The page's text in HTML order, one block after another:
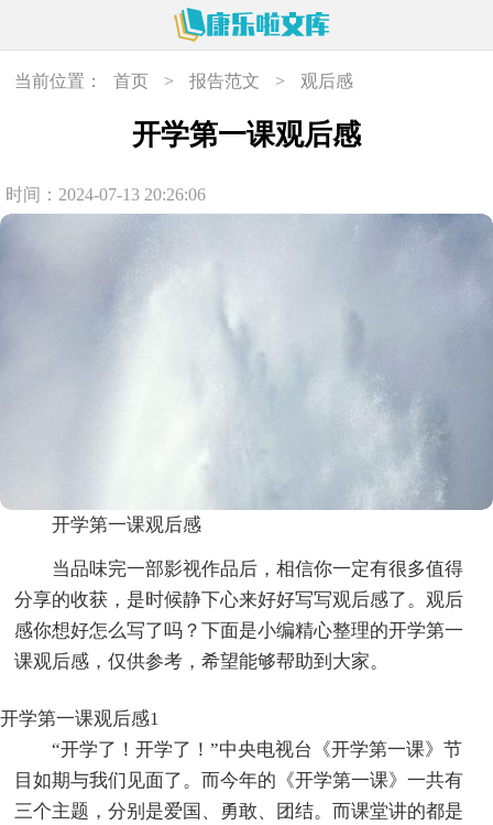
当前位置： 首页 > 报告范文 > 观后感
开学第一课观后感
时间：2024-07-13 20:26:06
开学第一课观后感
当品味完一部影视作品后，相信你一定有很多值得
分享的收获，是时候静下心来好好写写观后感了。观后
感你想好怎么写了吗？下面是小编精心整理的开学第一
课观后感，仅供参考，希望能够帮助到大家。
开学第一课观后感1
“开学了！开学了！”中央电视台《开学第一课》节
目如期与我们见面了。而今年的《开学第一课》一共有
三个主题，分别是爱国、勇敢、团结。而课堂讲的都是